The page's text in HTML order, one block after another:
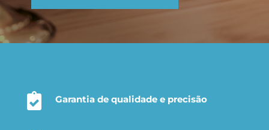
 Garantia de qualidade e precisão